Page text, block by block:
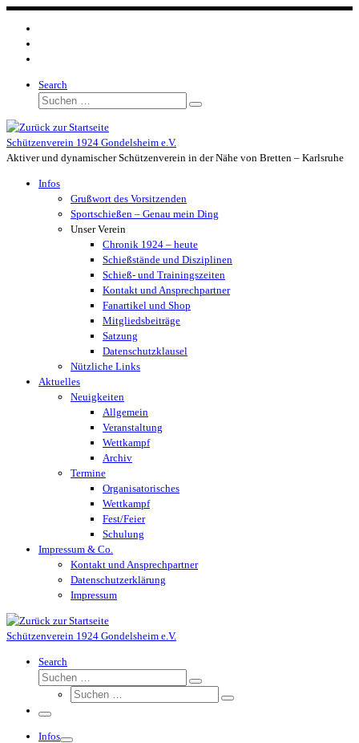
Zum
Inhalt
springen
Search
Suche
Suchen …
Schützenverein 1924 Gondelsheim e.V.
Aktiver und dynamischer Schützenverein in der Nähe von Bretten – Karlsruhe
Infos
Grußwort des Vorsitzenden
Sportschießen – Genau mein Ding
Unser Verein
Chronik 1924 – heute
Schießstände und Disziplinen
Schieß- und Trainingszeiten
Kontakt und Ansprechpartner
Fanartikel und Shop
Mitgliedsbeiträge
Satzung
Datenschutzklausel
Nützliche Links
Aktuelles
Neuigkeiten
Allgemein
Veranstaltung
Wettkampf
Archiv
Termine
Organisatorisches
Wettkampf
Fest/Feier
Schulung
Impressum & Co.
Kontakt und Ansprechpartner
Datenschutzerklärung
Impressum
Schützenverein 1924 Gondelsheim e.V.
Search
Suche
Suchen …
Suche
Suchen …
Menü
Infos